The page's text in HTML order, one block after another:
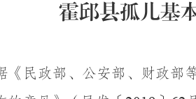
霍邱县孤儿基
《民政部、公安部、财政部